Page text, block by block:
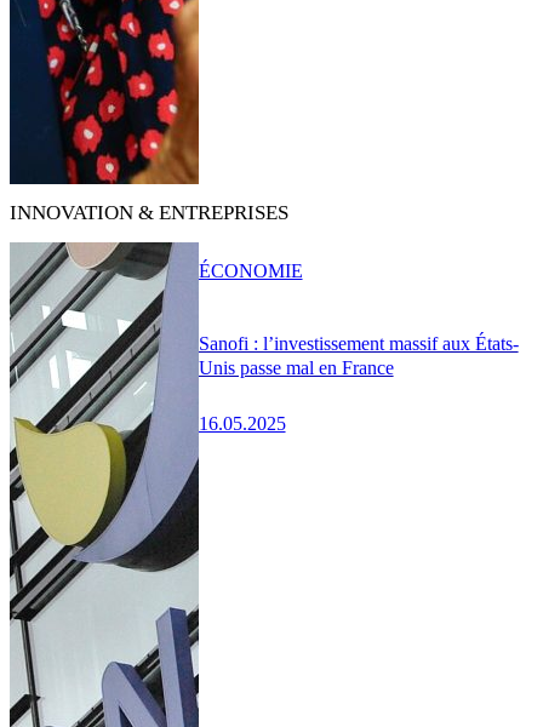
INNOVATION & ENTREPRISES
Sanofi : l’investissement massif aux États-
Unis passe mal en France
16.05.2025
ÉCONOMIE